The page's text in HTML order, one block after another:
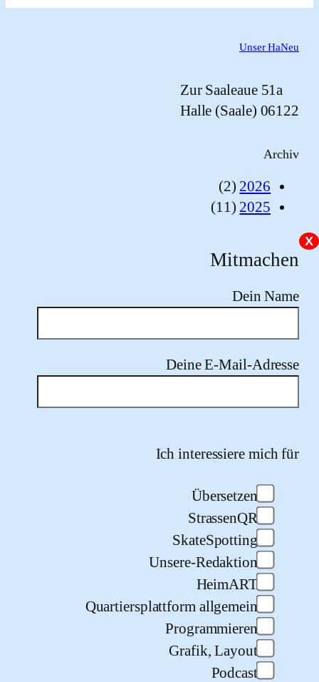
Unser
Zur Saaleaue
(2)
(11)
Dein
Deine E-Mail-
Ich interessiere
Übersetzen
StrassenQR
SkateSpotting
Unsere-Redaktion
HeimART
Quartiersplattform allgemein
Programmieren
Grafik, Layout
Podcast